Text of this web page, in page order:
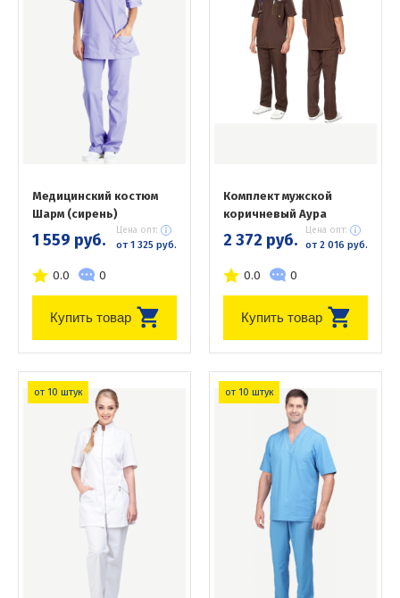
Медицинский костюм
Шарм (сирень)
1 559 руб. Цена опт:
от 1 325 руб.
0.0 0
Купить товар
Комплект мужской
коричневый Аура
2 372 руб. Цена опт:
от 2 016 руб.
0.0 0
Купить товар
от 10 штук от 10 штук